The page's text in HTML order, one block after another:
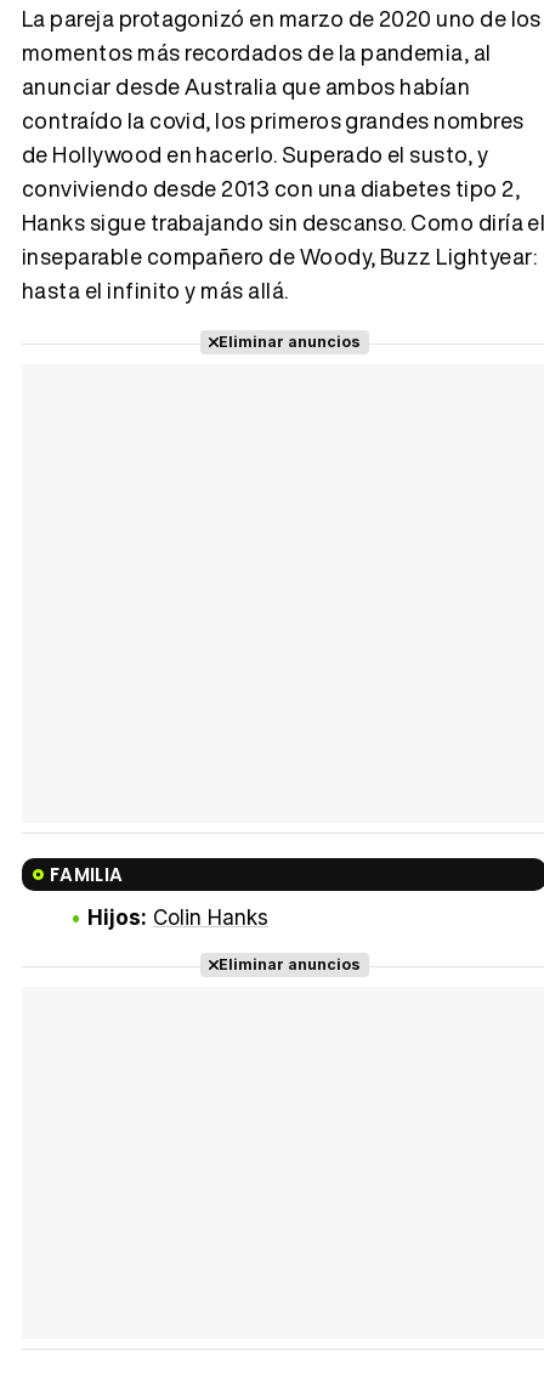
La pareja protagonizó en marzo de 2020 uno de los
momentos más recordados de la pandemia, al
anunciar desde Australia que ambos habían
contraído la covid, los primeros grandes nombres
de Hollywood en hacerlo. Superado el susto, y
conviviendo desde 2013 con una diabetes tipo 2,
Hanks sigue trabajando sin descanso. Como diría
inseparable compañero de Woody, Buzz Lightyear:
hasta el infinito y más allá.
Eliminar anuncios
FAMILIA
Hijos: Colin Hanks
Eliminar anuncios